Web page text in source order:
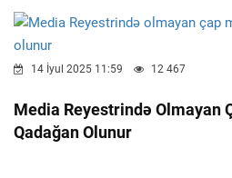
14 İyul 2025 11:59 12 467
Media Reyestrində Olmayan
Qadağan Olunur